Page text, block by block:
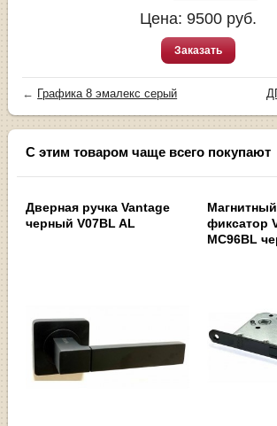
Цена: 9500 руб.
Заказать
← Графика 8 эмалекс серый
С этим товаром чаще всего покупают
Дверная ручка Vantage
черный V07BL AL
фиксатор
MC96BL